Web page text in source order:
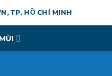
TP. HỒ CHÍ MINH